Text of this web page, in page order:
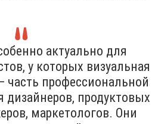
актуально для
у которых визуальная
часть профессиональной
дизайнеров, продуктовых
маркетологов. Они